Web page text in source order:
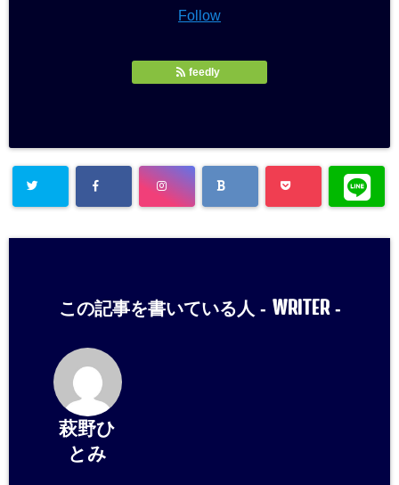
Follow
feedly
この記事を書いている人 - WRITER-
萩野ひ
とみ